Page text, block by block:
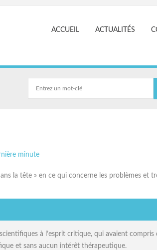
ACCUEIL ACTUALITÉS
minute
la tête » en ce qui concerne les problèmes et
à l’esprit critique, qui avaient compris
et sans aucun intérêt thérapeutique.